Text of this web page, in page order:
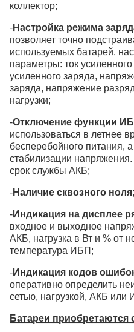
коллектор;
-Настройка режима
позволяет точно
используемых батарей.
параметры: ток
усиленного заряда,
заряда, напряжение
нагрузки;
-Отключение функции
использоваться в летнее
бесперебойного питания,
стабилизации
срок службы АКБ;
-Наличие сквозного ноля;
-Индикация на дисплее
входное и выходное
АКБ, нагрузка в Вт и % от
температура ИБП;
-Индикация кодов
оперативно определить
сетью, нагрузкой, АКБ или
Батареи приобретаются